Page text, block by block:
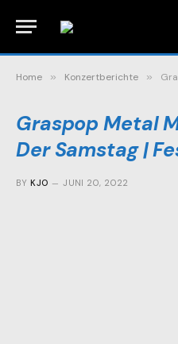
Home » Konzertberichte »
Graspop Metal
Der Samstag |
BY KJO JUNI 20, 2022